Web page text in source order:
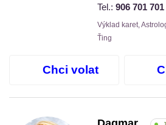
Tel.: 906 701 701
Výklad karet,
Ťing
Chci volat